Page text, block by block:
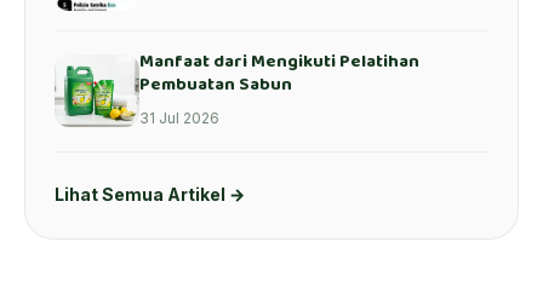
Manfaat dari Mengikuti Pelatihan
Pembuatan Sabun
31 Jul 2026
Lihat Semua Artikel →